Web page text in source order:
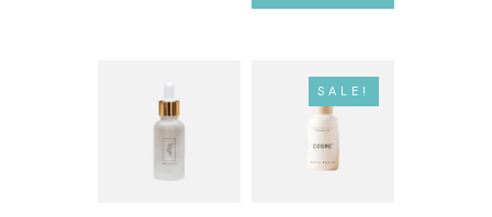
SALE!